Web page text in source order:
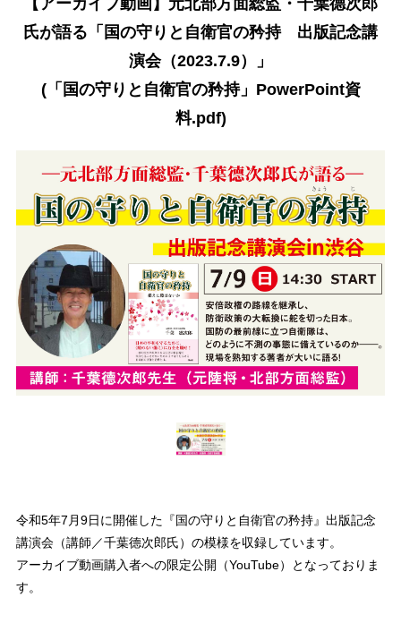
氏が語る「国の守りと自衛官の矜持 出版記念講
演会（2023.7.9）」
(「国の守りと自衛官の矜持」PowerPoint資
料.pdf)
令和5年7月9日に開催した『国の守りと自衛官の矜持』出版記念
講演会（講師／千葉德次郎氏）の模様を収録しています。
アーカイブ動画購入者への限定公開（YouTube）となっておりま
す。